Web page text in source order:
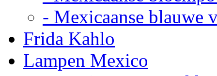
- Mexicaanse blauwe
Frida Kahlo
Lampen Mexico